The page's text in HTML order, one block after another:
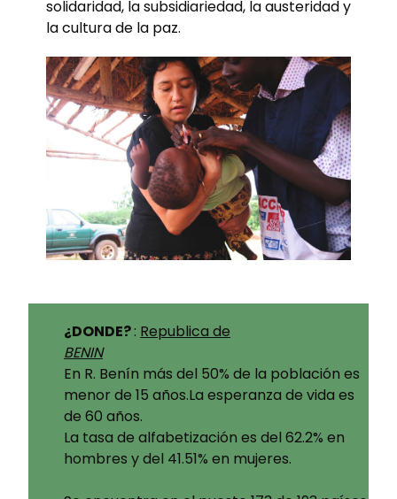
solidaridad, la subsidiariedad, la austeridad y
la cultura de la paz.
¿DONDE?: Republica de
BENIN
En R. Benín más del 50% de la población es
menor de 15 años.La esperanza de vida es
de 60 años.
La tasa de alfabetización es del 62.2% en
hombres y del 41.51% en mujeres.